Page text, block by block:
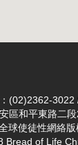
：(02)2362-
安區和平東路二
球使徒性網絡
Bread of Life